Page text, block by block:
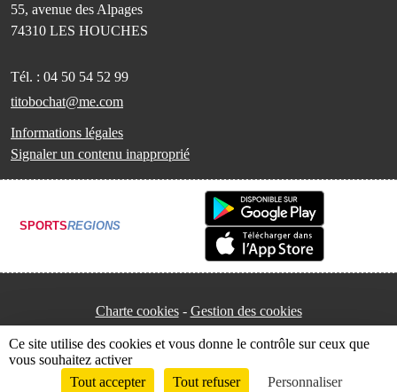
55, avenue des Alpages
74310 LES HOUCHES
Tél. : 04 50 54 52 99
titobochat@me.com
Informations légales
Signaler un contenu inapproprié
SPORTSREGIONS
Charte cookies Gestion des cookies
Envie de participer ? Connexion
Ce site utilise des cookies et vous donne le contrôle sur ceux que
vous souhaitez activer
Tout accepter
Tout refuser Personnaliser